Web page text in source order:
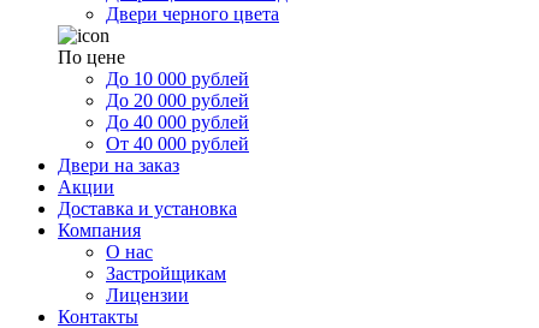
Двери черного цвета
По цене
До 10 000 рублей
До 20 000 рублей
До 40 000 рублей
От 40 000 рублей
Двери на заказ
Акции
Доставка и установка
Компания
О нас
Застройщикам
Лицензии
Контакты